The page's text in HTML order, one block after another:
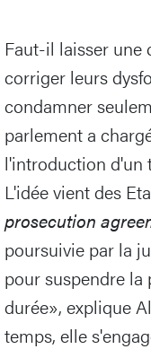
Faut-il laisser une
corriger leurs
condamner
parlement a
l'introduction d'un
L'idée vient des
prosecution
poursuivie par la
pour suspendre
durée», explique
temps, elle